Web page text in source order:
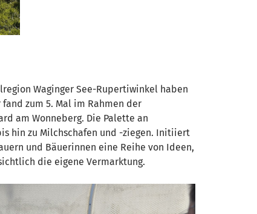
Waginger See-Rupertiwinkel haben
zum 5. Mal im Rahmen der
am Wonneberg. Die Palette an
hin zu Milchschafen und -ziegen. Initiiert
und Bäuerinnen eine Reihe von Ideen,
die eigene Vermarktung.